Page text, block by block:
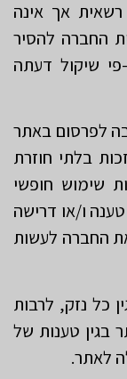
אך אינה
החברה להסיר
שיקול דעתה
לפרסום באתר
בלתי חוזרת
שימוש חופשי
ו/או דרישה
החברה לעשות
כל נזק, לרבות
בגין טענות של
לאתר.